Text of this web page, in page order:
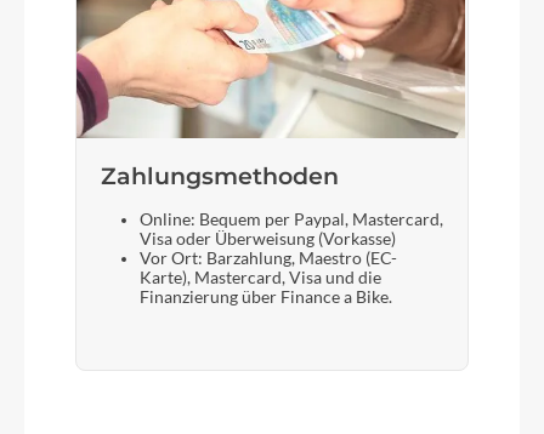
Zahlungsmethoden
Online: Bequem per Paypal, Mastercard,
Visa oder Überweisung (Vorkasse)
Vor Ort: Barzahlung, Maestro (EC-
Karte), Mastercard, Visa und die
Finanzierung über Finance a Bike.